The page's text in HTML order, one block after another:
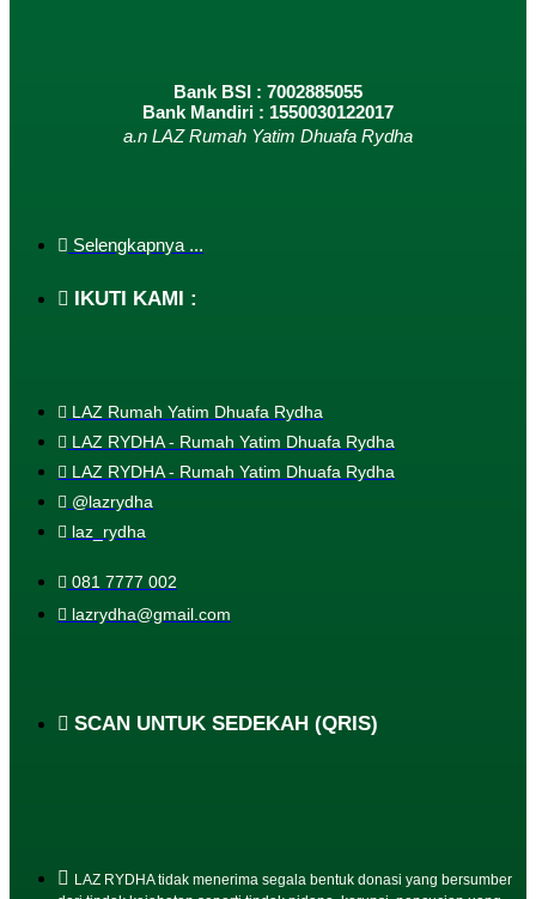
Bank BSI : 7002885055
Bank Mandiri : 1550030122017
a.n LAZ Rumah Yatim Dhuafa Rydha
Selengkapnya ...
IKUTI KAMI :
LAZ Rumah Yatim Dhuafa Rydha
LAZ RYDHA - Rumah Yatim Dhuafa Rydha
LAZ RYDHA - Rumah Yatim Dhuafa Rydha
@lazrydha
laz_rydha
081 7777 002
lazrydha@gmail.com
SCAN UNTUK SEDEKAH (QRIS)
LAZ RYDHA tidak menerima segala bentuk donasi yang bersumber